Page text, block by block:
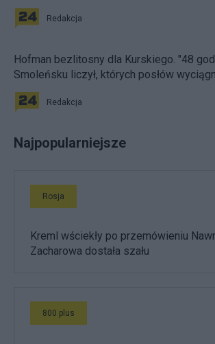
Redakcja
Hofman bezlitosny dla Kurskiego. "48
Smoleńsku liczył, których posłów
Redakcja
Najpopularniejsze
Rosja
Kreml wściekły po przemówieniu
Zacharowa dostała szału
800 plus